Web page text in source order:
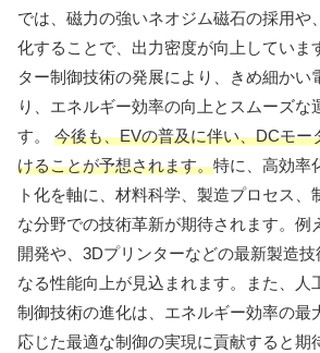
では、磁力の強いネオジム磁石の採用や
化することで、出力密度が向上していま
ター制御技術の発展により、きめ細かい
り、エネルギー効率の向上とスムーズな
す。 今後も、EVの普及に伴い、DCモー
けることが予想されます。特に、高効率
ト化を軸に、材料科学、製造プロセス、
な分野での技術革新が期待されます。例
開発や、3Dプリンターなどの最新製造
なる性能向上が見込まれます。また、人
制御技術の進化は、エネルギー効率の最
応じた最適な制御の実現に貢献すると期